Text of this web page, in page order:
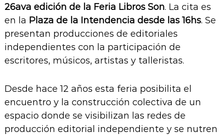
26ava edición de la Feria Libros Son. La cita es
en la Plaza de la Intendencia desde las 16hs. Se
presentan producciones de editoriales
independientes con la participación de
escritores, músicos, artistas y talleristas.
Desde hace 12 años esta feria posibilita el
encuentro y la construcción colectiva de un
espacio donde se visibilizan las redes de
producción editorial independiente y se nutren